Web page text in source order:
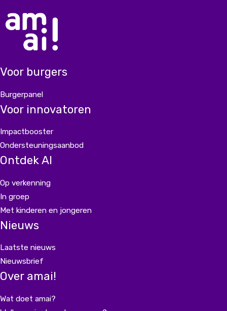
Voor burgers
Burgerpanel
Voor innovatoren
Impactbooster
Ondersteuningsaanbod
Ontdek AI
Op verkenning
In groep
Met kinderen en jongeren
Nieuws
Laatste nieuws
Nieuwsbrief
Over amai!
Wat doet amai?